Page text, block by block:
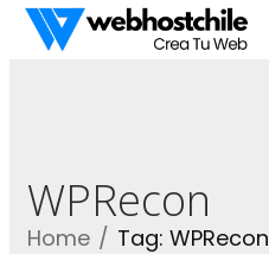
WPRecon
Home Tag: WPRecon